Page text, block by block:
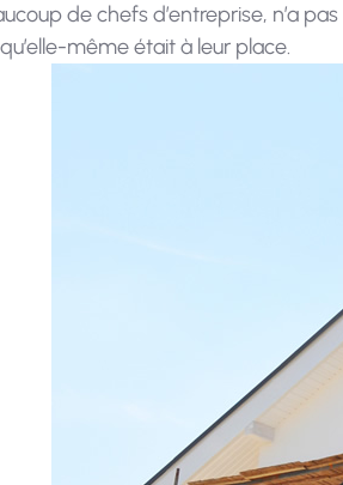
de chefs d’entreprise, n’a
même était à leur place.